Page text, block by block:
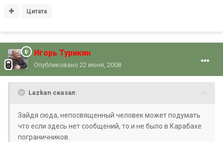
Цитата
Игорь Турикин
Опубликовано 22 июня, 2008
Lazkan сказал:
Зайдя сюда, непосвященный человек может подумать
что если здесь нет сообщений, то и не было в Карабахе
пограничников.